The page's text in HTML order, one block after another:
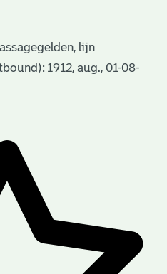
lijn
1912, aug., 01-08-